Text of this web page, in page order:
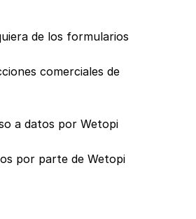
de los formularios
comerciales de
a datos por Wetopi
por parte de Wetopi